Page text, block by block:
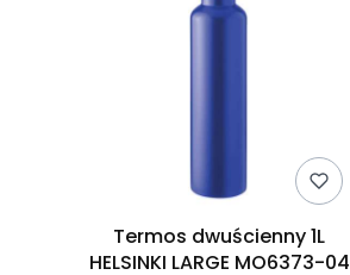
Termos dwuścienny 1L
HELSINKI LARGE MO6373-04